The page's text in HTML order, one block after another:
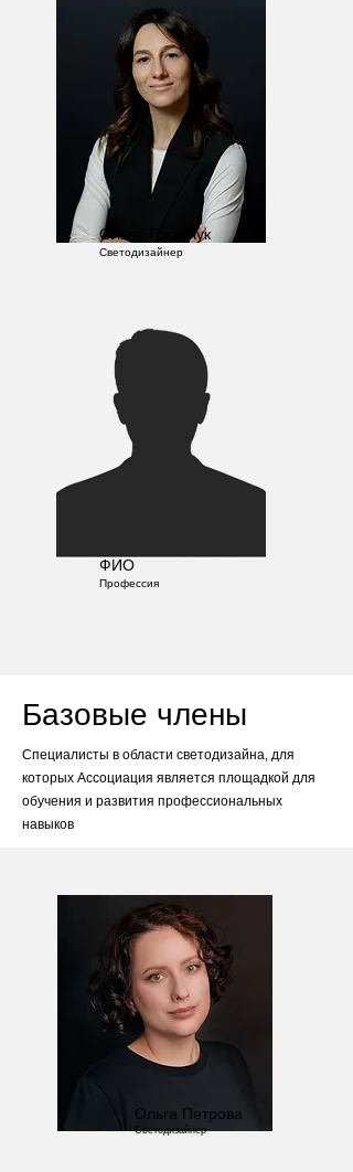
Ольга Токарчук
Светодизайнер
ФИО
Профессия
Базовые члены
Специалисты в области светодизайна, для
которых Ассоциация является площадкой для
обучения и развития профессиональных
навыков
Ольга Петрова
Светодизайнер